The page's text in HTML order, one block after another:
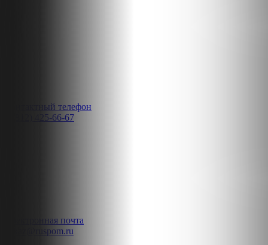
Контактный телефон
8 (812) 425-66-67
Электронная почта
zakaz@ruspom.ru